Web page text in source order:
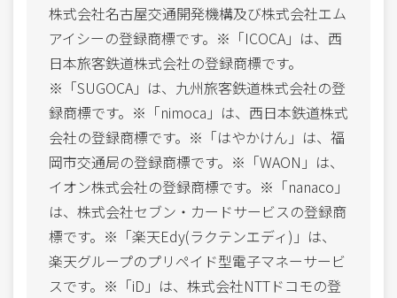
株式会社名古屋交通開発機構及び株式会社エム
アイシーの登録商標です。※「ICOCA」は、西
日本旅客鉄道株式会社の登録商標です。
※「SUGOCA」は、九州旅客鉄道株式会社の登
録商標です。※「nimoca」は、西日本鉄道株式
会社の登録商標です。※「はやかけん」は、福
岡市交通局の登録商標です。※「WAON」は、
イオン株式会社の登録商標です。※「nanaco」
は、株式会社セブン・カードサービスの登録商
標です。※「楽天Edy(ラクテンエディ)」は、
楽天グループのプリペイド型電子マネーサービ
スです。※「iD」は、株式会社NTTドコモの登